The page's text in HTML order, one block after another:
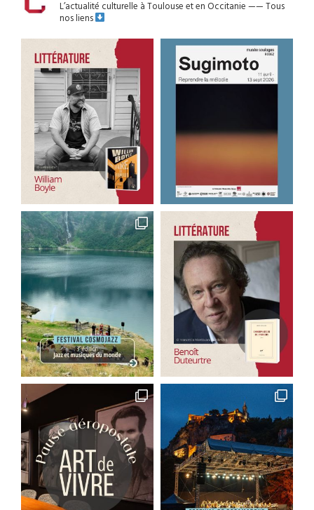
L’actualité culturelle à Toulouse et en Occitanie——Tous
nos liens